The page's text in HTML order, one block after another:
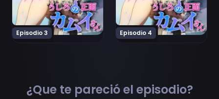
Episodio 3 Episodio 4
¿Que te pareció el episodio?